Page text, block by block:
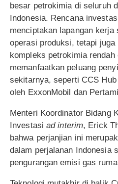
besar petrokimia di seluruh
Indonesia. Rencana
menciptakan lapangan
operasi produksi, tetapi juga
kompleks petrokimia
memanfaatkan peluang
sekitarnya, seperti CCS
oleh ExxonMobil dan
Menteri Koordinator Bidang
Investasi ad interim, Erick
bahwa perjanjian ini
dalam perjalanan Indonesia
pengurangan emisi gas